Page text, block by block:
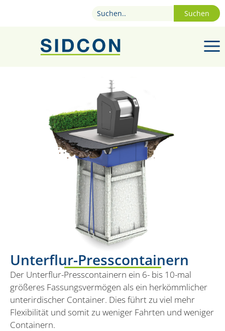
Suchen
Unterflur-Presscontainern
Der Unterflur-Presscontainern ein 6- bis 10-mal
größeres Fassungsvermögen als ein herkömmlicher
unterirdischer Container. Dies führt zu viel mehr
Flexibilität und somit zu weniger Fahrten und weniger
Containern.